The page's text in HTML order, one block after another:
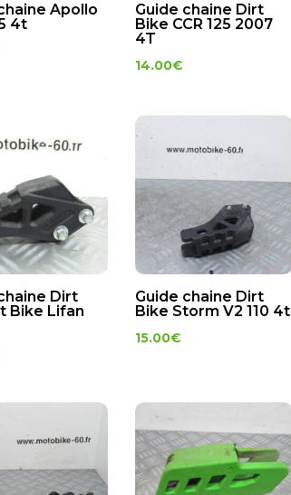
Apollo
4t
Guide chaine Dirt
Bike CCR 125 2007
4T
14.00€
Dirt
Bike Lifan
Guide chaine Dirt
Bike Storm V2 110 4t
15.00€